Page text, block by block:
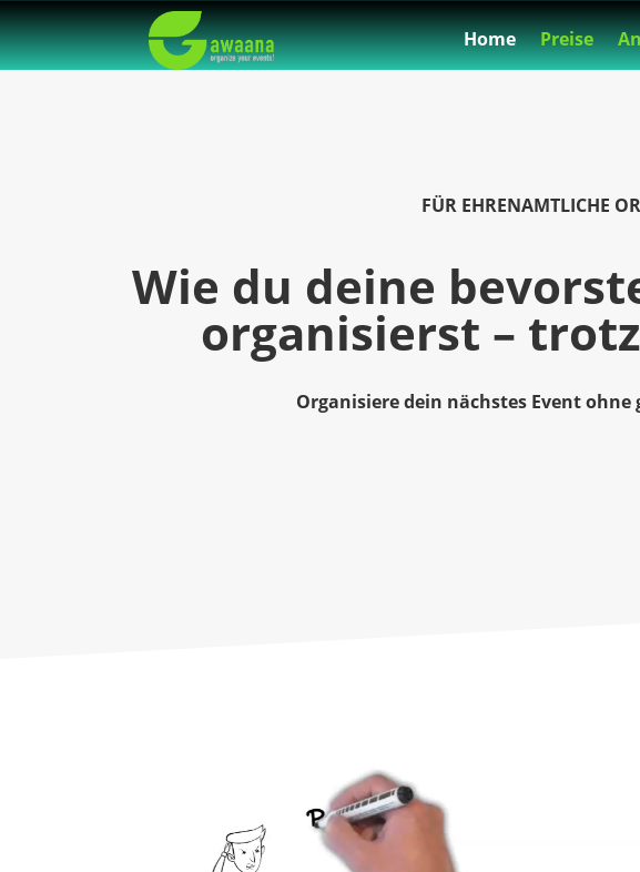
Home Preise
FÜR EHRENAMTLICHE
Wie du deine
organisierst –
Organisiere dein nächstes Event